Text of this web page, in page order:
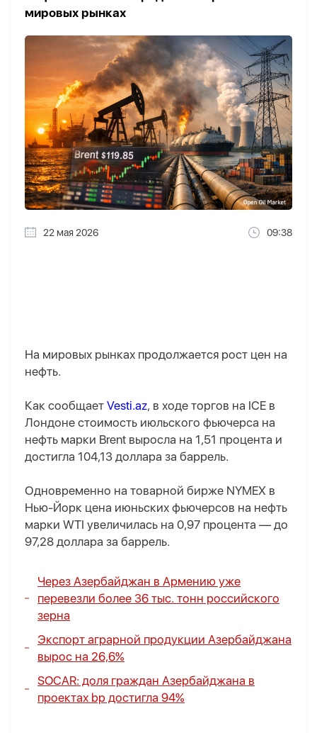
мировых рынках
22 мая 2026 09:38
На мировых рынках продолжается рост цен на
нефть.
Как сообщает Vesti.az, в ходе торгов на ICE в
Лондоне стоимость июльского фьючерса на
нефть марки Brent выросла на 1,51 процента и
достигла 104,13 доллара за баррель.
Одновременно на товарной бирже NYMEX в
Нью-Йорк цена июньских фьючерсов на нефть
марки WTI увеличилась на 0,97 процента — до
97,28 доллара за баррель.
Через Азербайджан в Армению уже
перевезли более 36 тыс. тонн российского
зерна
Экспорт аграрной продукции Азербайджана
вырос на 26,6%
SOCAR: доля граждан Азербайджана в
проектах bp достигла 94%